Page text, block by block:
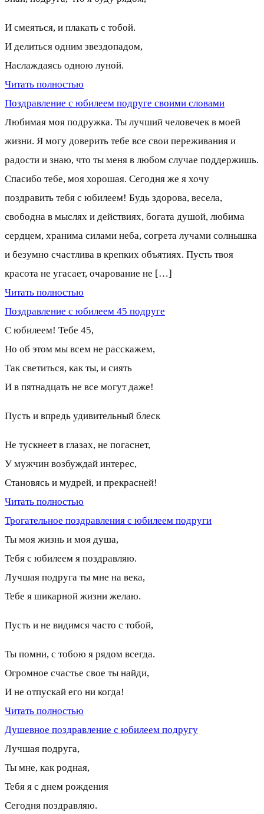
И смеяться, и плакать с тобой.
И делиться одним звездопадом,
Наслаждаясь одною луной.
Читать полностью
Поздравление с юбилеем подруге своими словами
Любимая моя подружка. Ты лучший человечек в моей
жизни. Я могу доверить тебе все свои переживания и
радости и знаю, что ты меня в любом случае поддержишь.
Спасибо тебе, моя хорошая. Сегодня же я хочу
поздравить тебя с юбилеем! Будь здорова, весела,
свободна в мыслях и действиях, богата душой, любима
сердцем, хранима силами неба, согрета лучами солнышка
и безумно счастлива в крепких объятиях. Пусть твоя
красота не угасает, очарование не […]
Читать полностью
Поздравление с юбилеем 45 подруге
С юбилеем! Тебе 45,
Но об этом мы всем не расскажем,
Так светиться, как ты, и сиять
И в пятнадцать не все могут даже!
Пусть и впредь удивительный блеск
Не тускнеет в глазах, не погаснет,
У мужчин возбуждай интерес,
Становясь и мудрей, и прекрасней!
Читать полностью
Трогательное поздравления с юбилеем подруги
Ты моя жизнь и моя душа,
Тебя с юбилеем я поздравляю.
Лучшая подруга ты мне на века,
Тебе я шикарной жизни желаю.
Пусть и не видимся часто с тобой,
Ты помни, с тобою я рядом всегда.
Огромное счастье свое ты найди,
И не отпускай его ни когда!
Читать полностью
Душевное поздравление с юбилеем подругу
Лучшая подруга,
Ты мне, как родная,
Тебя я с днем рождения
Сегодня поздравляю.